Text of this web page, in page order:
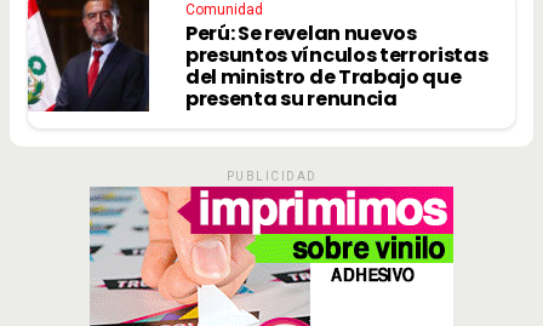
Comunidad
Perú: Se revelan nuevos
presuntos vínculos terroristas
del ministro de Trabajo que
presenta su renuncia
PUBLICIDAD